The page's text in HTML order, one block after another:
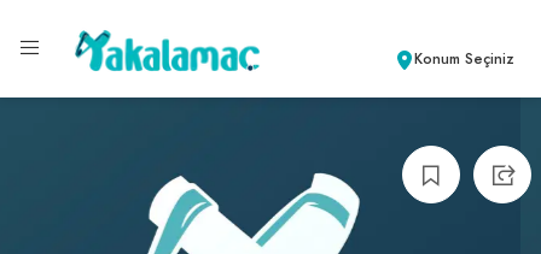
Konum Seçiniz